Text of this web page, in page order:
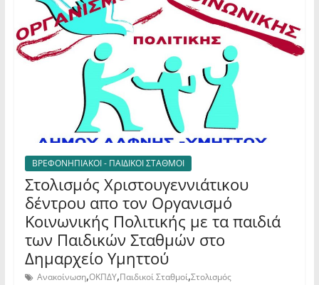
ΒΡΕΦΟΝΗΠΙΑΚΟΙ - ΠΑΙΔΙΚΟΙ ΣΤΑΘΜΟΙ
Στολισμός Χριστουγεννιάτικου
δέντρου απο τον Οργανισμό
Κοινωνικής Πολιτικής με τα παιδιά
των Παιδικών Σταθμών στο
Δημαρχείο Υμηττού
Ανακοίνωση,ΟΚΠΔΥ,Παιδικοί Σταθμοί,Στολισμός